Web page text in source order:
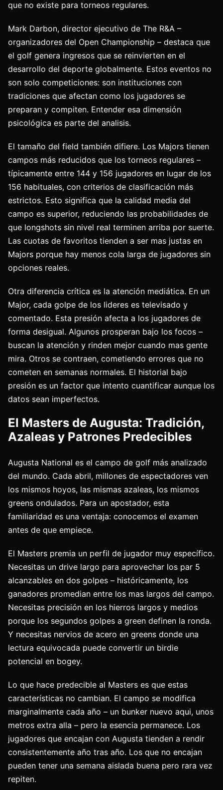
que no existe para torneos regulares.
Mark Darbon, director ejecutivo de The R&A –
organizadores del Open Championship – destaca que
el golf genera ingresos que se reinvierten en el
desarrollo del deporte globalmente. Estos eventos no
son solo competiciones: son instituciones con
tradiciones que afectan como los jugadores se
preparan y compiten. Entender esa dimensión
psicológica es parte del analisis.
El tamaño del field también difiere. Los Majors tienen
campos más reducidos que los torneos regulares –
típicamente entre 144 y 156 jugadores en lugar de los
156 habituales, con criterios de clasificación más
estrictos. Esto significa que la calidad media del
campo es superior, reduciendo las probabilidades de
que longshots sin nivel real terminen arriba por suerte.
Las cuotas de favoritos tienden a ser mas justas en
Majors porque hay menos cola larga de jugadores sin
opciones reales.
Otra diferencia crítica es la atención mediática. En un
Major, cada golpe de los lideres es televisado y
comentado. Esta presión afecta a los jugadores de
forma desigual. Algunos prosperan bajo los focos –
buscan la atención y rinden mejor cuando mas gente
mira. Otros se contraen, cometiendo errores que no
cometen en semanas normales. El historial bajo
presión es un factor que intento cuantificar aunque los
datos sean imperfectos.
El Masters de Augusta: Tradición,
Azaleas y Patrones Predecibles
Augusta National es el campo de golf más analizado
del mundo. Cada abril, millones de espectadores ven
los mismos hoyos, las mismas azaleas, los mismos
greens ondulados. Para un apostador, esta
familiaridad es una ventaja: conocemos el examen
antes de que empiece.
El Masters premia un perfil de jugador muy específico.
Necesitas un drive largo para aprovechar los par 5
alcanzables en dos golpes – históricamente, los
ganadores promedian entre los mas largos del campo.
Necesitas precisión en los hierros largos y medios
porque los segundos golpes a green definen la ronda.
Y necesitas nervios de acero en greens donde una
lectura equivocada puede convertir un birdie
potencial en bogey.
Lo que hace predecible al Masters es que estas
características no cambian. El campo se modifica
marginalmente cada año – un bunker nuevo aqui, unos
metros extra alla – pero la esencia permanece. Los
jugadores que encajan con Augusta tienden a rendir
consistentemente año tras año. Los que no encajan
pueden tener una semana aislada buena pero rara vez
repiten.